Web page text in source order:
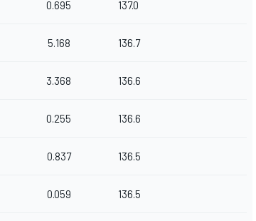
0.695 137.0
5.168 136.7
3.368 136.6
0.255 136.6
0.837 136.5
0.059 136.5